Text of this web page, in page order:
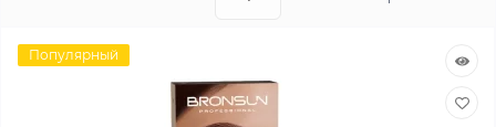
Популярный